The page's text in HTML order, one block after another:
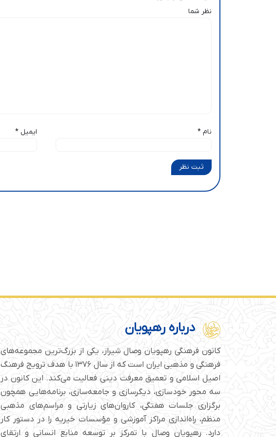
نظر شما
نام * ایمیل *
ثبت نظر
درباره رهپویان
کانون فرهنگی رهپویان وصال شیراز، یکی از بزرگ‌ترین مجموعه‌های
فرهنگی و مذهبی ایران است که از سال ۱۳۷۶ با هدف ترویج فرهنگ
اصیل اسلامی و تعمیق معرفت دینی فعالیت می‌کند. این کانون در
سه محور خودسازی، دیگرسازی و جامعه‌سازی، برنامه‌هایی همچون
برگزاری جلسات هفتگی، کاروان‌های زیارتی و مراسم‌های مذهبی
منظم، راه‌اندازی مراکز آموزشی و مؤسسات خیریه را در دستور کار
دارد. رهپویان وصال با تمرکز بر توسعه منابع انسانی و ارتقای